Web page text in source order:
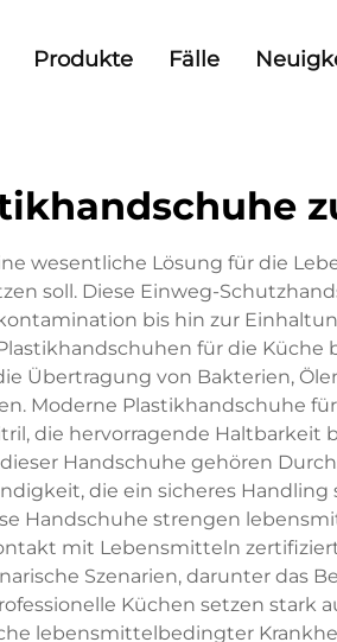
Produkte Fälle
wesentliche Lösung für die
soll. Diese Einweg-
bis hin zur
für die
Übertragung von Bakterien,
Moderne Plastikhandschuhe
die hervorragende
Handschuhe gehören
die ein sicheres
Handschuhe strengen
mit Lebensmitteln
Szenarien, darunter das
Küchen setzen
lebensmittelbedingter